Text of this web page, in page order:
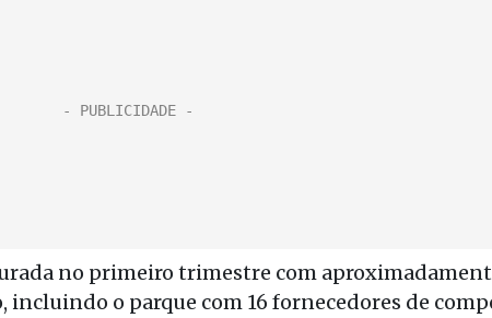
no primeiro trimestre com
o parque com 16 fornecedores de